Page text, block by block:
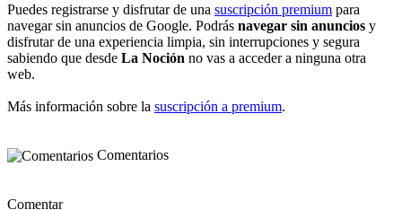
Puedes registrarse y disfrutar de una suscripción premium para
navegar sin anuncios de Google. Podrás navegar sin anuncios y
disfrutar de una experiencia limpia, sin interrupciones y segura
sabiendo que desde La Noción no vas a acceder a ninguna otra
web.
Más información sobre la suscripción a premium.
Comentarios
Comentar